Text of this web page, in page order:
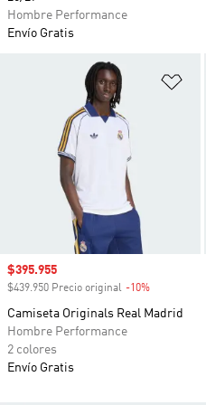
Hombre Performance
Envío Gratis
Precio de venta
$395.955
$439.950 Precio original -10%
Camiseta Originals Real Madrid
Hombre Performance
2 colores
Envío Gratis